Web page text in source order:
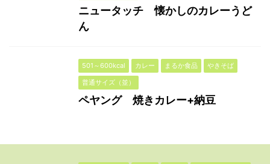
ニュータッチ 懐かしのカレーうど
ん
501～600kcal カレー まるか食品
やきそば
普通サイズ（並）
ペヤング 焼きカレー+納豆